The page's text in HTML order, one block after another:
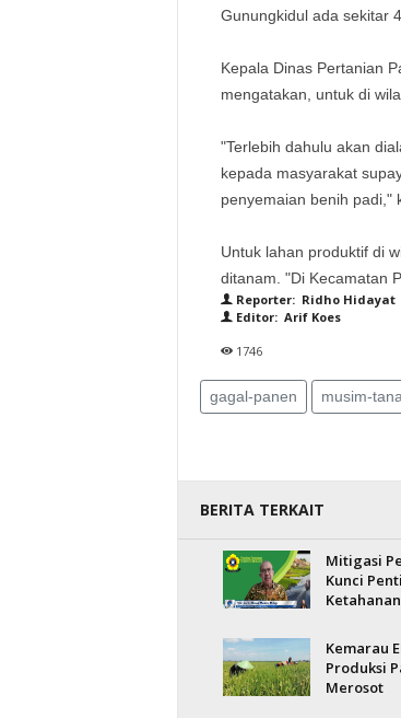
Gunungkidul ada sekitar
Kepala Dinas Pertanian
mengatakan, untuk di
"Terlebih dahulu akan
kepada masyarakat
penyemaian benih padi,"
Untuk lahan produktif di
ditanam. "Di Kecamatan
Reporter: Ridho Hidayat
Editor: Arif Koes
1746
gagal-panen musim-
BERITA TERKAIT
Mitigasi
Kunci
Kemarau
Produksi
Merosot